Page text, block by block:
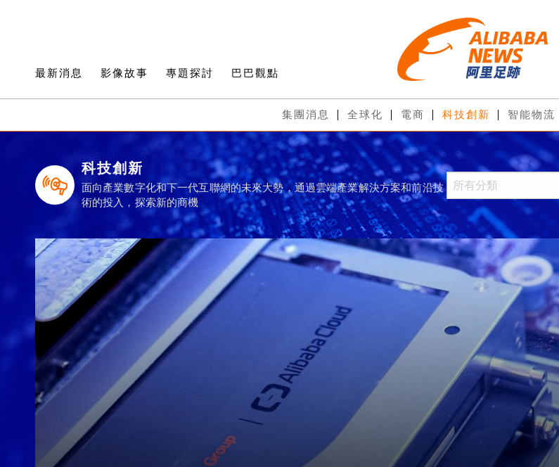
最新消息 影像故事 專題探討 巴巴觀點
集團消息 全球化 電商 科技創新 智能物流
科技創新
面向產業數字化和下一代互聯網的未來大勢，通過雲端產業解決方案和前沿技
術的投入，探索新的商機